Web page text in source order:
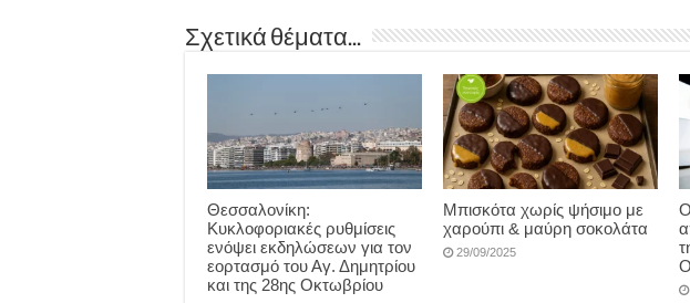
Σχετικά θέματα...
Θεσσαλονίκη:
Κυκλοφοριακές ρυθμίσεις
ενόψει εκδηλώσεων για τον
εορτασμό του Αγ. Δημητρίου
και της 28ης Οκτωβρίου
Μπισκότα χωρίς ψήσιμο με
χαρούπι & μαύρη σοκολάτα
29/09/2025